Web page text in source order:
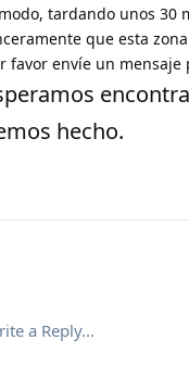
tardando unos 30
que esta
favor envíe un mensaje
hecho.
a Reply...